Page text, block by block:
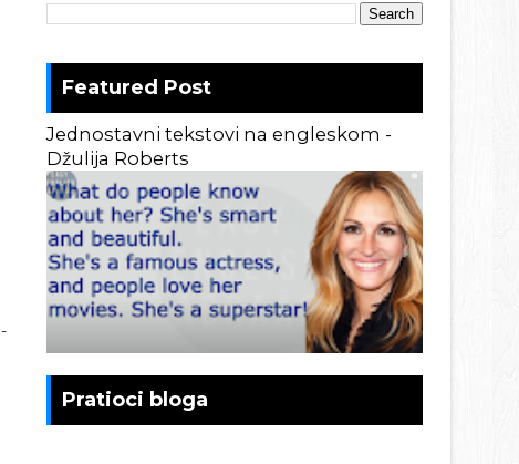
Featured Post
Jednostavni tekstovi na engleskom -
Džulija Roberts
Pratioci bloga